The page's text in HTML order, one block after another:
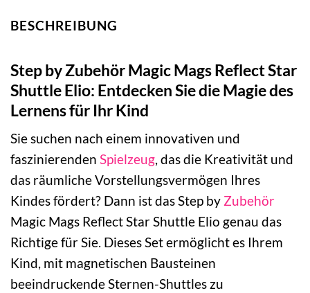
BESCHREIBUNG
Step by Zubehör Magic Mags Reflect Star
Shuttle Elio: Entdecken Sie die Magie des
Lernens für Ihr Kind
Sie suchen nach einem innovativen und
faszinierenden Spielzeug, das die Kreativität und
das räumliche Vorstellungsvermögen Ihres
Kindes fördert? Dann ist das Step by Zubehör
Magic Mags Reflect Star Shuttle Elio genau das
Richtige für Sie. Dieses Set ermöglicht es Ihrem
Kind, mit magnetischen Bausteinen
beeindruckende Sternen-Shuttles zu